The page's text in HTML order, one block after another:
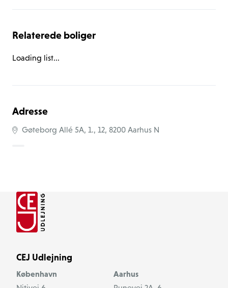
nemt at bo i Göteborg Allé . Grønne områder og
har du alt indenfor rækkevidde. Alt fra
uddannelsesinstitutioner til indkøb, grønne områder og
Relaterede boliger
Loading list...
Adresse
Gøteborg Allé 5A, 1., 12, 8200 Aarhus N
CEJ Udlejning
København Aarhus